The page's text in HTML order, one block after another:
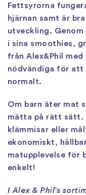
Fettsyrorna
hjärnan samt är
utveckling.
i sina smoothies,
från Alex&Phil
nödvändiga för att
normalt.
Om barn äter mat
mätta på rätt sätt.
klämmisar eller
ekonomiskt,
matupplevelse för
enkelt!
I Alex & Phil’s